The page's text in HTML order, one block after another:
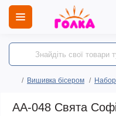
Вишивка бісером
AA-048 Свята